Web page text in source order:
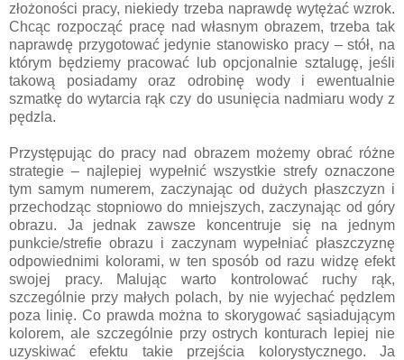
złożoności pracy, niekiedy trzeba naprawdę wytężać wzrok.
Chcąc rozpocząć pracę nad własnym obrazem, trzeba tak
naprawdę przygotować jedynie stanowisko pracy – stół, na
którym będziemy pracować lub opcjonalnie sztalugę, jeśli
takową posiadamy oraz odrobinę wody i ewentualnie
szmatkę do wytarcia rąk czy do usunięcia nadmiaru wody z
pędzla.
Przystępując do pracy nad obrazem możemy obrać różne
strategie – najlepiej wypełnić wszystkie strefy oznaczone
tym samym numerem, zaczynając od dużych płaszczyzn i
przechodząc stopniowo do mniejszych, zaczynając od góry
obrazu. Ja jednak zawsze koncentruje się na jednym
punkcie/strefie obrazu i zaczynam wypełniać płaszczyznę
odpowiednimi kolorami, w ten sposób od razu widzę efekt
swojej pracy. Malując warto kontrolować ruchy rąk,
szczególnie przy małych polach, by nie wyjechać pędzlem
poza linię. Co prawda można to skorygować sąsiadującym
kolorem, ale szczególnie przy ostrych konturach lepiej nie
uzyskiwać efektu takie przejścia kolorystycznego. Ja